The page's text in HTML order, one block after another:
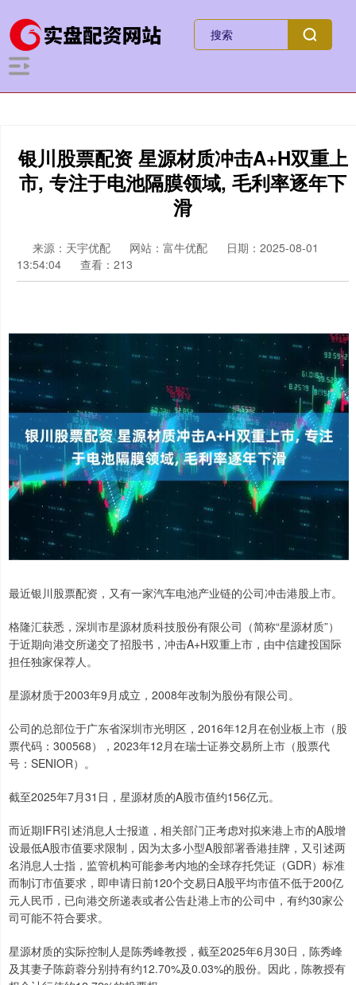
银川股票配资 星源材质冲击A+H双重上
市, 专注于电池隔膜领域, 毛利率逐年下
滑
来源：天宇优配 网站：富牛优配
日期：2025-08-01
13:54:04
查看：213
最近银川股票配资，又有一家汽车电池产业链的公司冲击港股上市。
格隆汇获悉，深圳市星源材质科技股份有限公司（简称“星源材质”）
于近期向港交所递交了招股书，冲击A+H双重上市，由中信建投国际
担任独家保荐人。
星源材质于2003年9月成立，2008年改制为股份有限公司。
公司的总部位于广东省深圳市光明区，2016年12月在创业板上市（股
票代码：300568），2023年12月在瑞士证券交易所上市（股票代
号：SENIOR）。
截至2025年7月31日，星源材质的A股市值约156亿元。
而近期IFR引述消息人士报道，相关部门正考虑对拟来港上市的A股增
设最低A股市值要求限制，因为太多小型A股部署香港挂牌，又引述两
名消息人士指，监管机构可能参考内地的全球存托凭证（GDR）标准
而制订市值要求，即申请日前120个交易日A股平均市值不低于200亿
元人民币，已向港交所递表或者公告赴港上市的公司中，有约30家公
司可能不符合要求。
星源材质的实际控制人是陈秀峰教授，截至2025年6月30日，陈秀峰
及其妻子陈蔚蓉分别持有约12.70%及0.03%的股份。因此，陈教授有